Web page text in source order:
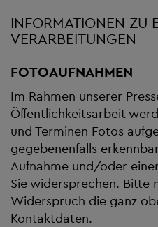
INFORMATIONEN ZU
VERARBEITUNGEN
FOTOAUFNAHMEN
Im Rahmen unserer
Öffentlichkeitsarbeit
und Terminen Fotos
gegebenenfalls
Aufnahme und/oder
Sie widersprechen. Bitte
Widerspruch die ganz
Kontaktdaten.